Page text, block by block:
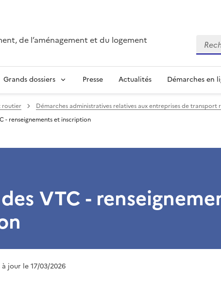
de l’aménagement et du logement
Grands dossiers Presse Actualités Démarches en
routier Démarches administratives relatives aux entreprises de transport
- renseignements et inscription
VTC -
à jour le 17/03/2026